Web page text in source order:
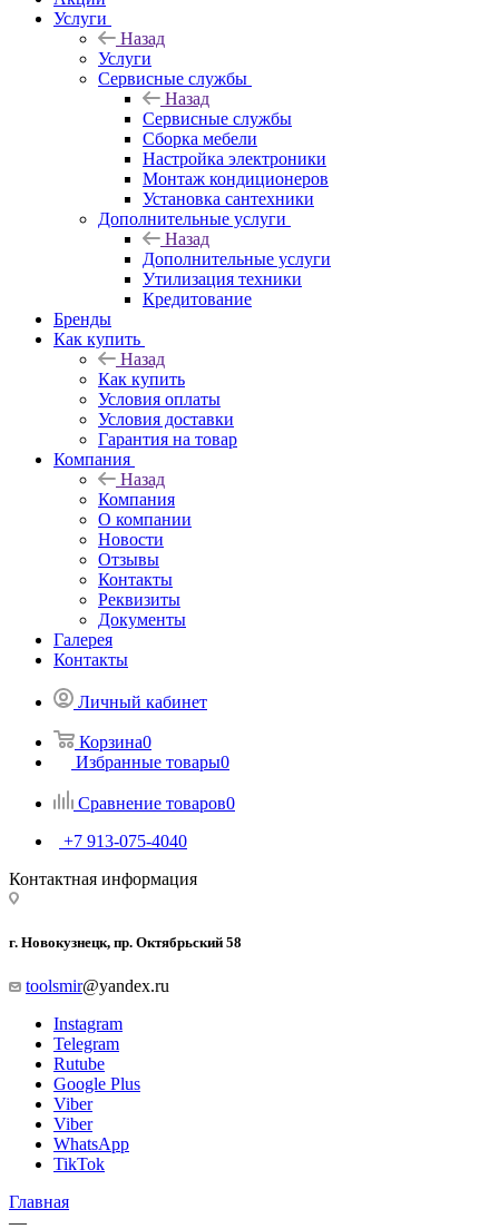
Услуги
Назад
Услуги
Сервисные службы
Назад
Сервисные службы
Сборка мебели
Настройка электроники
Монтаж кондиционеров
Установка сантехники
Дополнительные услуги
Назад
Дополнительные услуги
Утилизация техники
Кредитование
Бренды
Как купить
Назад
Как купить
Условия оплаты
Условия доставки
Гарантия на товар
Компания
Назад
Компания
О компании
Новости
Отзывы
Контакты
Реквизиты
Документы
Галерея
Контакты
Личный кабинет
Корзина0
Избранные товары0
Сравнение товаров0
+7 913-075-4040
Контактная информация
г. Новокузнецк, пр. Октябрьский 58
toolsmir@yandex.ru
Instagram
Telegram
Rutube
Google Plus
Viber
Viber
WhatsApp
TikTok
Главная
—